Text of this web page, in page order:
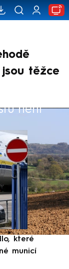
těžce
není
které
municí